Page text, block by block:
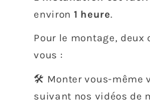
environ 1 heure.
Pour le montage, deux
vous :
🛠️ Monter vous-même
suivant nos vidéos de